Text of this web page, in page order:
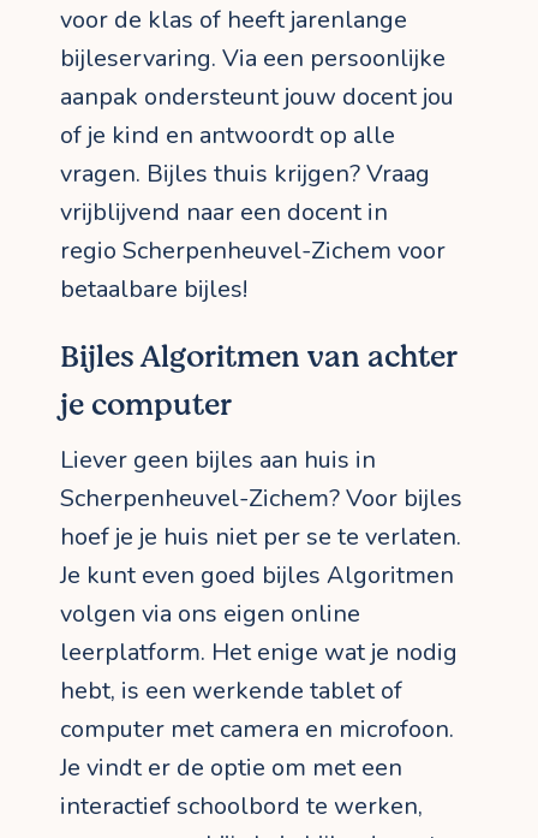
voor de klas of heeft jarenlange
bijleservaring. Via een persoonlijke
aanpak ondersteunt jouw docent jou
of je kind en antwoordt op alle
vragen. Bijles thuis krijgen? Vraag
vrijblijvend naar een docent in
regio Scherpenheuvel-Zichem voor
betaalbare bijles!
Bijles Algoritmen van achter
je computer
Liever geen bijles aan huis in
Scherpenheuvel-Zichem? Voor bijles
hoef je je huis niet per se te verlaten.
Je kunt even goed bijles Algoritmen
volgen via ons eigen online
leerplatform. Het enige wat je nodig
hebt, is een werkende tablet of
computer met camera en microfoon.
Je vindt er de optie om met een
interactief schoolbord te werken,